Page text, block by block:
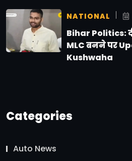
NATIONAL
Bihar Politics:
MLC बनने पर
Kushwaha
Categories
Auto News